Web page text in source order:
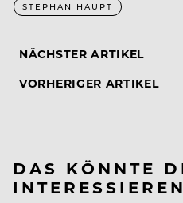
STEPHAN HAUPT
NÄCHSTER ARTIKEL
VORHERIGER ARTIKEL
DAS KÖNNTE
INTERESSIEREN